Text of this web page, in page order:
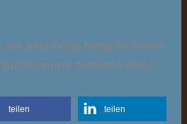
wir sind völlig fertig für heute,
finden wir dennoch nicht.
teilen teilen